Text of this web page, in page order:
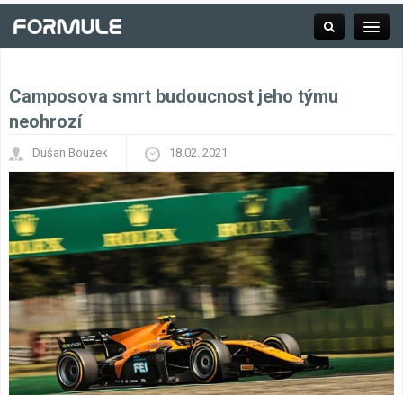
Závodní série
Kalendář F1
Výsledky F1
Týmy a jezdci F1
Okruhy F1
Camposova smrt budoucnost jeho týmu
neohrozí
Dušan Bouzek 18.02. 2021